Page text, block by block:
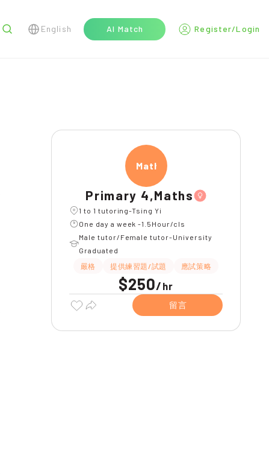
English AI Match Register/Login
Maths
Primary 4,Maths
1 to 1 tutoring-Tsing Yi
One day a week -1.5Hour/cls
Male tutor/Female tutor-University
Graduated
嚴格
提供練習題/試題 應試策略
$250/ hr
留言